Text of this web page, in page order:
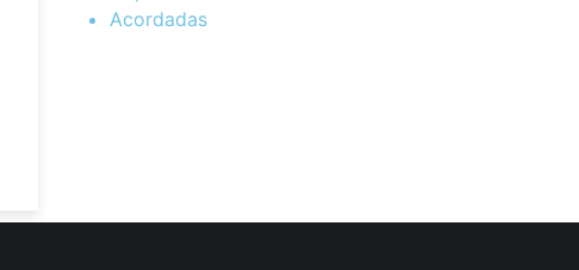
Acordadas